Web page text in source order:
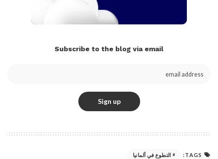
Subscribe to the blog via email
TAGS: التطوع في ألمانيا